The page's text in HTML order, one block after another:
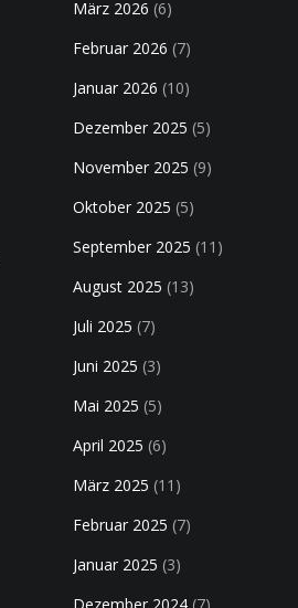
März 2026 (6)
Februar 2026 (7)
Januar 2026 (10)
Dezember 2025 (5)
November 2025 (9)
Oktober 2025 (5)
September 2025 (11)
August 2025 (13)
Juli 2025 (7)
Juni 2025 (3)
Mai 2025 (5)
April 2025 (6)
März 2025 (11)
Februar 2025 (7)
Januar 2025 (3)